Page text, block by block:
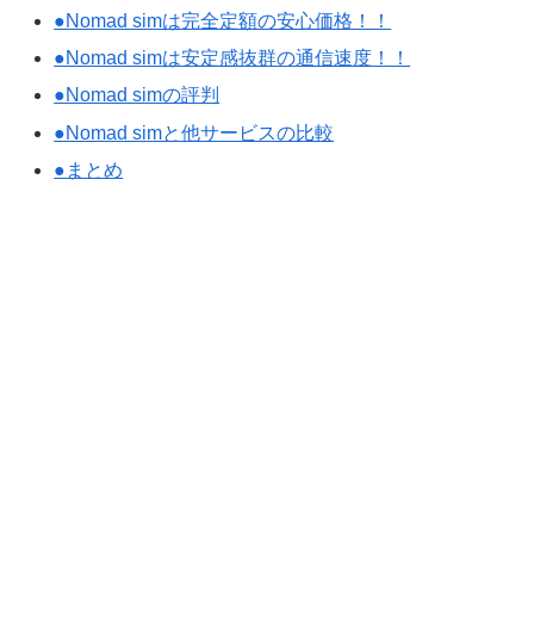
●Nomad simは完全定額の安心価格！！
●Nomad simは安定感抜群の通信速度！！
●Nomad simの評判
●Nomad simと他サービスの比較
●まとめ